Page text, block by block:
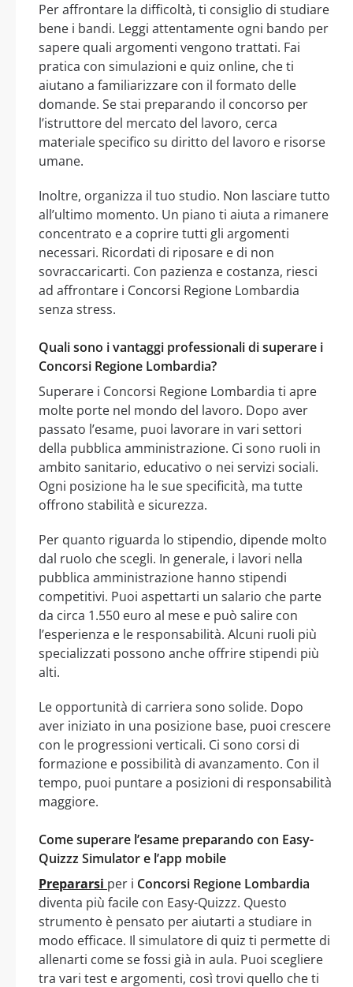
Per affrontare la difficoltà, ti consiglio di studiare
bene i bandi. Leggi attentamente ogni bando per
sapere quali argomenti vengono trattati. Fai
pratica con simulazioni e quiz online, che ti
aiutano a familiarizzare con il formato delle
domande. Se stai preparando il concorso per
l’istruttore del mercato del lavoro, cerca
materiale specifico su diritto del lavoro e risorse
umane.
Inoltre, organizza il tuo studio. Non lasciare tutto
all’ultimo momento. Un piano ti aiuta a rimanere
concentrato e a coprire tutti gli argomenti
necessari. Ricordati di riposare e di non
sovraccaricarti. Con pazienza e costanza, riesci
ad affrontare i Concorsi Regione Lombardia
senza stress.
Quali sono i vantaggi professionali di superare i
Concorsi Regione Lombardia?
Superare i Concorsi Regione Lombardia ti apre
molte porte nel mondo del lavoro. Dopo aver
passato l’esame, puoi lavorare in vari settori
della pubblica amministrazione. Ci sono ruoli in
ambito sanitario, educativo o nei servizi sociali.
Ogni posizione ha le sue specificità, ma tutte
offrono stabilità e sicurezza.
Per quanto riguarda lo stipendio, dipende molto
dal ruolo che scegli. In generale, i lavori nella
pubblica amministrazione hanno stipendi
competitivi. Puoi aspettarti un salario che parte
da circa 1.550 euro al mese e può salire con
l’esperienza e le responsabilità. Alcuni ruoli più
specializzati possono anche offrire stipendi più
alti.
Le opportunità di carriera sono solide. Dopo
aver iniziato in una posizione base, puoi crescere
con le progressioni verticali. Ci sono corsi di
formazione e possibilità di avanzamento. Con il
tempo, puoi puntare a posizioni di responsabilità
maggiore.
Come superare l’esame preparando con Easy-
Quizzz Simulator e l’app mobile
Prepararsi per i Concorsi Regione Lombardia
diventa più facile con Easy-Quizzz. Questo
strumento è pensato per aiutarti a studiare in
modo efficace. Il simulatore di quiz ti permette di
allenarti come se fossi già in aula. Puoi scegliere
tra vari test e argomenti, così trovi quello che ti